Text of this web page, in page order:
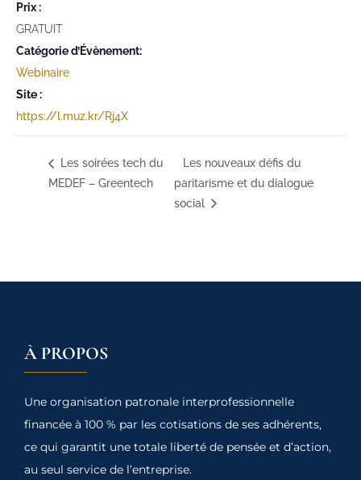
Prix :
GRATUIT
Catégorie d’Évènement:
Webinaire
Site :
https://l.muz.kr/Rj4X
Les soirées tech du
MEDEF – Greentech
Les nouveaux défis du
paritarisme et du dialogue
social
À PROPOS
Une organisation patronale interprofessionnelle
financée à 100 % par les cotisations de ses adhérents,
ce qui garantit une totale liberté de pensée et d’action,
au seul service de l’entreprise.